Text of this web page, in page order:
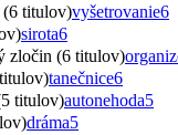
(6 titulov)vyšetrovanie6
sirota6
zločin (6 titulov)
tanečnice6
titulov)autonehoda5
dráma5